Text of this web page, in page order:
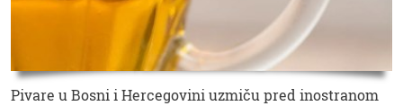
Pivare u Bosni i Hercegovini uzmiču pred inostranom